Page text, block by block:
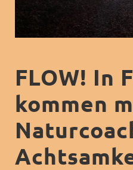
FLOW! In
kommen